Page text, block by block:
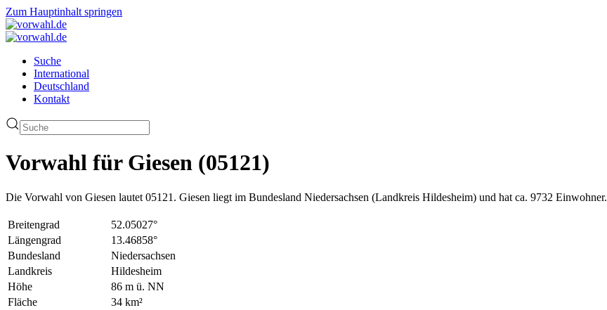
Zum Hauptinhalt springen
Suche
International
Deutschland
Kontakt
Vorwahl für Giesen (05121)
Die Vorwahl von Giesen lautet 05121. Giesen liegt im Bundesland Niedersachsen (Landkreis Hildesheim) und hat ca. 9732 Einwohner.
Breitengrad
52.05027°
Längengrad
13.46858°
Bundesland
Niedersachsen
Landkreis
Hildesheim
Höhe
86 m ü. NN
Fläche
34 km²